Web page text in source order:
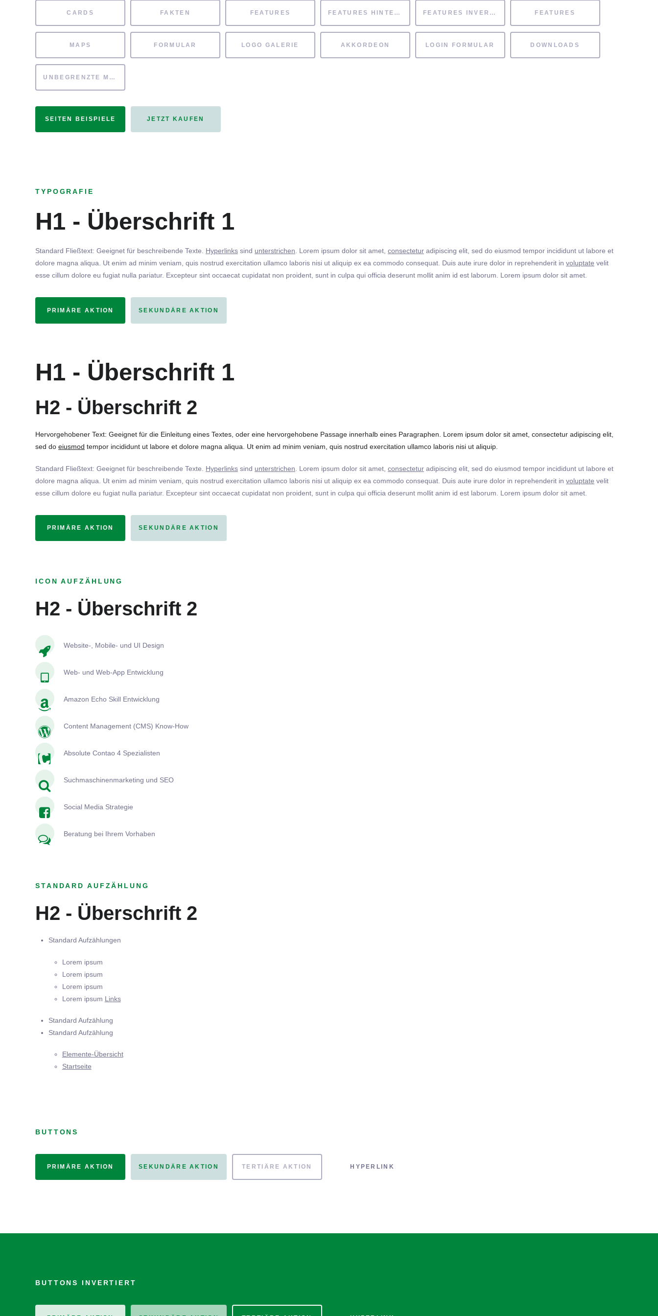
CARDS FAKTEN FEATURES FEATURES HINTERGRUND FEATURES INVERTIERT FEATURES
MAPS FORMULAR LOGO GALERIE AKKORDEON LOGIN FORMULAR DOWNLOADS
UNBEGRENZTE MÖGLICHKEITEN
SEITEN BEISPIELE JETZT KAUFEN
TYPOGRAFIE
H1 - Überschrift 1
Standard Fließtext: Geeignet für beschreibende Texte. Hyperlinks sind unterstrichen. Lorem ipsum dolor sit amet, consectetur adipiscing elit, sed do eiusmod tempor incididunt ut labore et
dolore magna aliqua. Ut enim ad minim veniam, quis nostrud exercitation ullamco laboris nisi ut aliquip ex ea commodo consequat. Duis aute irure dolor in reprehenderit in voluptate velit
esse cillum dolore eu fugiat nulla pariatur. Excepteur sint occaecat cupidatat non proident, sunt in culpa qui officia deserunt mollit anim id est laborum. Lorem ipsum dolor sit amet.
PRIMÄRE AKTION SEKUNDÄRE AKTION
H1 - Überschrift 1
H2 - Überschrift 2
Hervorgehobener Text: Geeignet für die Einleitung eines Textes, oder eine hervorgehobene Passage innerhalb eines Paragraphen. Lorem ipsum dolor sit amet, consectetur adipiscing elit,
sed do eiusmod tempor incididunt ut labore et dolore magna aliqua. Ut enim ad minim veniam, quis nostrud exercitation ullamco laboris nisi ut aliquip.
Standard Fließtext: Geeignet für beschreibende Texte. Hyperlinks sind unterstrichen . Lorem ipsum dolor sit amet, consectetur adipiscing elit, sed do eiusmod tempor incididunt ut labore et
dolore magna aliqua. Ut enim ad minim veniam, quis nostrud exercitation ullamco laboris nisi ut aliquip ex ea commodo consequat. Duis aute irure dolor in reprehenderit in voluptate velit
esse cillum dolore eu fugiat nulla pariatur. Excepteur sint occaecat cupidatat non proident, sunt in culpa qui officia deserunt mollit anim id est laborum. Lorem ipsum dolor sit amet.
PRIMÄRE AKTION SEKUNDÄRE AKTION
ICON AUFZÄHLUNG
H2 - Überschrift 2
Website-, Mobile- und UI Design
Web- und Web-App Entwicklung
Amazon Echo Skill Entwicklung
Content Management (CMS) Know-How
Absolute Contao 4 Spezialisten
Suchmaschinenmarketing und SEO
Social Media Strategie
Beratung bei Ihrem Vorhaben
STANDARD AUFZÄHLUNG
H2 - Überschrift 2
Standard Aufzählungen
Lorem ipsum
Lorem ipsum
Lorem ipsum
Lorem ipsum Links
Standard Aufzählung
Standard Aufzählung
Elemente-Übersicht
Startseite
BUTTONS
PRIMÄRE AKTION SEKUNDÄRE AKTION TERTIÄRE AKTION HYPERLINK
BUTTONS INVERTIERT